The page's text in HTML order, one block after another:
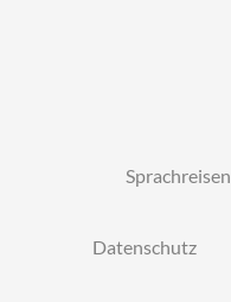
Sprachreisen
Datenschutz